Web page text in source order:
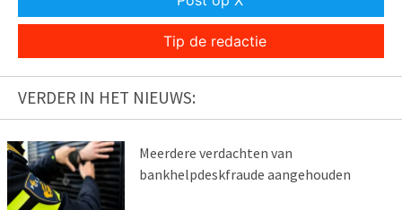
Tip de redactie
VERDER IN HET NIEUWS:
Meerdere verdachten van
bankhelpdeskfraude aangehouden